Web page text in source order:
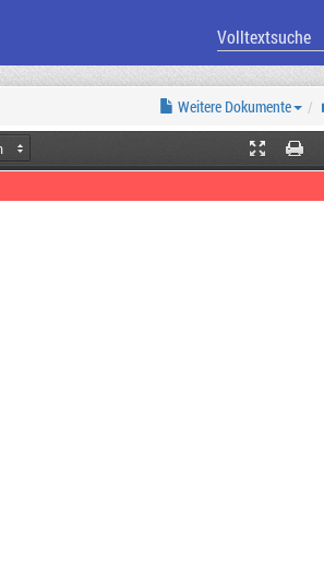
Weitere Dokumente
Presentation
Mode
Print